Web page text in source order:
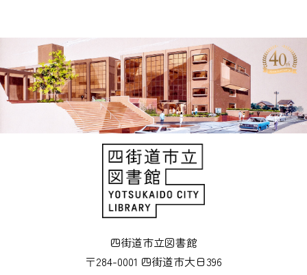
四街道市立図書館
〒284-0001 四街道市大日396